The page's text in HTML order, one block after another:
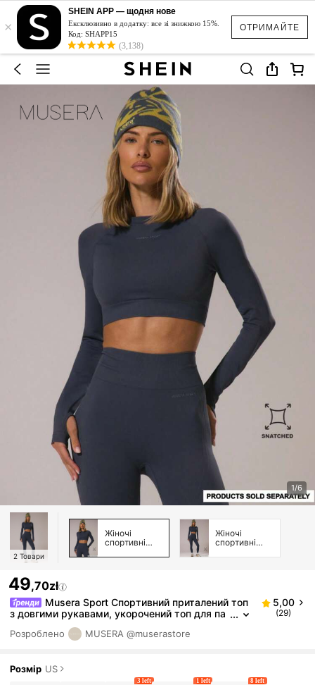
ОТРИМАЙТЕ
×
SHEIN APP — щодня нове
Ексклюзивно в додатку: все зі знижкою 15%.
Код: SHAPP15
(3,138)
1/6
2 Товари
Жіночі
спортивні
майки
Жіночі
спортивні
49,70zł
Musera Sport Спортивний приталений топ
з довгими рукавами, укорочений топ для па
деля, зимовий спортивний одяг, спортзал, тр
енування, Explorer
5,00
(29)
Розроблено MUSERA @muserastore
Розмір US
3 left 1 left 8 left